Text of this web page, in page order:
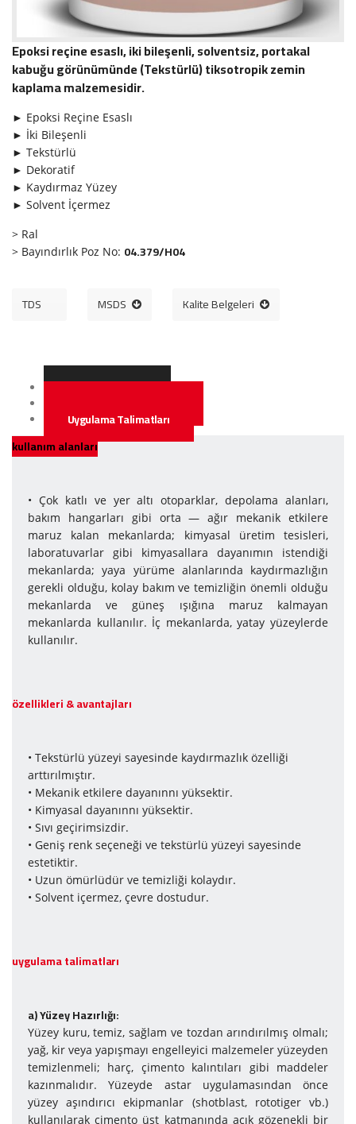
Epoksi reçine esaslı, iki bileşenli, solventsiz, portakal
kabuğu görünümünde (Tekstürlü) tiksotropik zemin
kaplama malzemesidir.
► Epoksi Reçine Esaslı
► İki Bileşenli
► Tekstürlü
► Dekoratif
► Kaydırmaz Yüzey
► Solvent İçermez
> Ral
> Bayındırlık Poz No: 04.379/H04
TDS MSDS Kalite Belgeleri
Kullanım Alanları
Uygulama Talimatları
kullanım alanları
• Çok katlı ve yer altı otoparklar, depolama alanları,
bakım hangarları gibi orta — ağır mekanik etkilere
maruz kalan mekanlarda; kimyasal üretim tesisleri,
laboratuvarlar gibi kimyasallara dayanımın istendiği
mekanlarda; yaya yürüme alanlarında kaydırmazlığın
gerekli olduğu, kolay bakım ve temizliğin önemli olduğu
mekanlarda ve güneş ışığına maruz kalmayan
mekanlarda kullanılır. İç mekanlarda, yatay yüzeylerde
kullanılır.
özellikleri & avantajları
• Tekstürlü yüzeyi sayesinde kaydırmazlık özelliği
arttırılmıştır.
• Mekanik etkilere dayanınnı yüksektir.
• Kimyasal dayanınnı yüksektir.
• Sıvı geçirimsizdir.
• Geniş renk seçeneği ve tekstürlü yüzeyi sayesinde
estetiktir.
• Uzun ömürlüdür ve temizliği kolaydır.
• Solvent içermez, çevre dostudur.
uygulama talimatları
a) Yüzey Ha­zır­lı­ğı:
Yüzey kuru, temiz, sağlam ve tozdan arındırılmış olmalı;
yağ, kir veya yapışmayı engelleyici malzemeler yüzeyden
temizlenmeli; harç, çimento kalıntıları gibi maddeler
kazınmalıdır. Yüzeyde astar uygulamasından önce
yüzey aşındırıcı ekipmanlar (shotblast, rototiger vb.)
kullanılarak çimento üst katmanında açık gözenekli bir